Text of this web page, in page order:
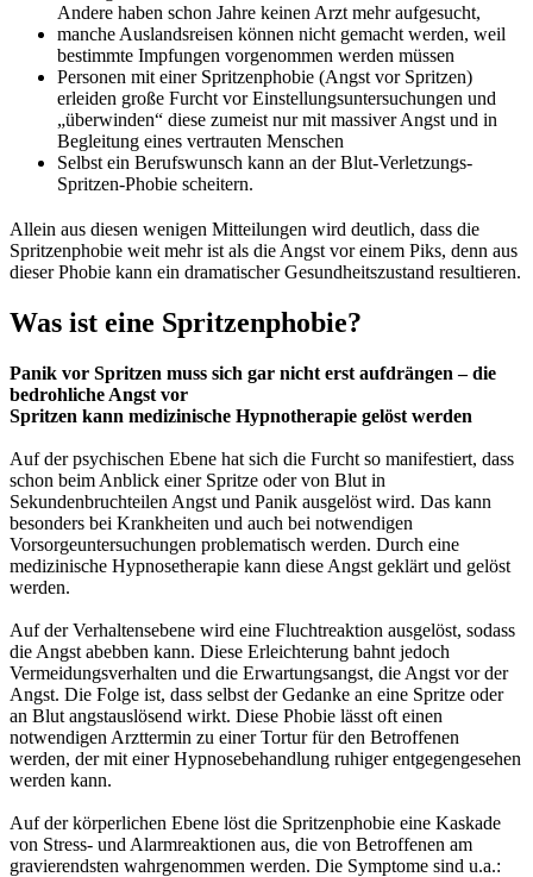
Andere haben schon Jahre keinen Arzt mehr aufgesucht,
manche Auslandsreisen können nicht gemacht werden, weil
bestimmte Impfungen vorgenommen werden müssen
Personen mit einer Spritzenphobie (Angst vor Spritzen)
erleiden große Furcht vor Einstellungsuntersuchungen und
„überwinden“ diese zumeist nur mit massiver Angst und in
Begleitung eines vertrauten Menschen
Selbst ein Berufswunsch kann an der Blut-Verletzungs-
Spritzen-Phobie scheitern.
Allein aus diesen wenigen Mitteilungen wird deutlich, dass die
Spritzenphobie weit mehr ist als die Angst vor einem Piks, denn aus
dieser Phobie kann ein dramatischer Gesundheitszustand resultieren.
Was ist eine Spritzenphobie?
Panik vor Spritzen muss sich gar nicht erst aufdrängen – die
bedrohliche Angst vor
Spritzen kann medizinische Hypnotherapie gelöst werden
Auf der psychischen Ebene hat sich die Furcht so manifestiert, dass
schon beim Anblick einer Spritze oder von Blut in
Sekundenbruchteilen Angst und Panik ausgelöst wird. Das kann
besonders bei Krankheiten und auch bei notwendigen
Vorsorgeuntersuchungen problematisch werden. Durch eine
medizinische Hypnosetherapie kann diese Angst geklärt und gelöst
werden.
Auf der Verhaltensebene wird eine Fluchtreaktion ausgelöst, sodass
die Angst abebben kann. Diese Erleichterung bahnt jedoch
Vermeidungsverhalten und die Erwartungsangst, die Angst vor der
Angst. Die Folge ist, dass selbst der Gedanke an eine Spritze oder
an Blut angstauslösend wirkt. Diese Phobie lässt oft einen
notwendigen Arzttermin zu einer Tortur für den Betroffenen
werden, der mit einer Hypnosebehandlung ruhiger entgegengesehen
werden kann.
Auf der körperlichen Ebene löst die Spritzenphobie eine Kaskade
von Stress- und Alarmreaktionen aus, die von Betroffenen am
gravierendsten wahrgenommen werden. Die Symptome sind u.a.: